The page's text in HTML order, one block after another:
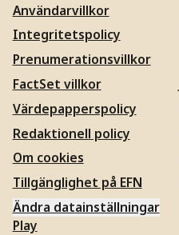
Användarvillkor
Integritetspolicy
Prenumerationsvillkor
FactSet villkor
Värdepapperspolicy
Redaktionell policy
Om cookies
Tillgänglighet på EFN
Ändra datainställningar
Play